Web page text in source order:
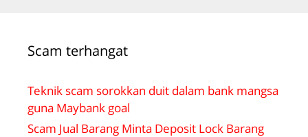
Scam terhangat
Teknik scam sorokkan duit dalam bank mangsa
guna Maybank goal
Scam Jual Barang Minta Deposit Lock Barang